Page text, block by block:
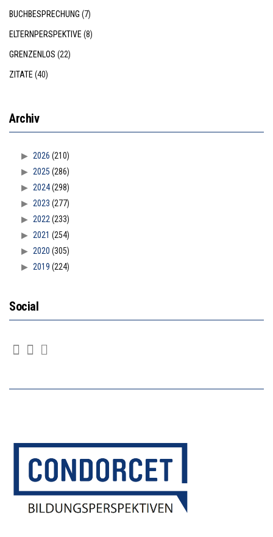
BUCHBESPRECHUNG (7)
ELTERNPERSPEKTIVE (8)
GRENZENLOS (22)
ZITATE (40)
Archiv
2026 (210)
2025 (286)
2024(298)
2023 (277)
2022 (233)
2021 (254)
2020 (305)
2019 (224)
Social